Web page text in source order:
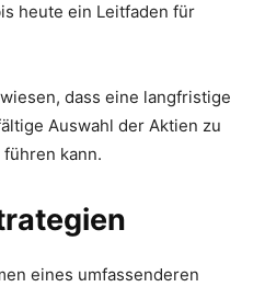
heute ein Leitfaden für
dass eine langfristige
Auswahl der Aktien zu
kann.
eines umfassenderen